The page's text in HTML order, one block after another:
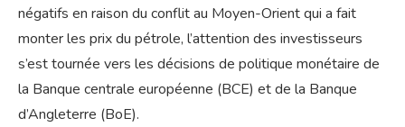
négatifs en raison du conflit au Moyen-Orient qui a fait
monter les prix du pétrole, l’attention des investisseurs
s’est tournée vers les décisions de politique monétaire de
la Banque centrale européenne (BCE) et de la Banque
d’Angleterre (BoE).